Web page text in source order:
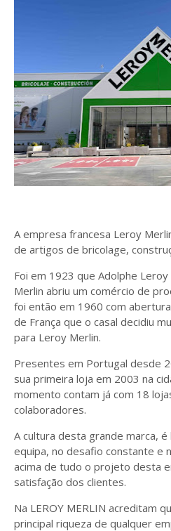
A empresa francesa Leroy
de artigos de bricolage,
Foi em 1923 que Adolphe
Merlin abriu um comércio de
foi então em 1960 com
de França que o casal decidiu
para Leroy Merlin.
Presentes em Portugal desde
sua primeira loja em 2003 na
momento contam já com 18
colaboradores.
A cultura desta grande marca,
equipa, no desafio constante e
acima de tudo o projeto desta
satisfação dos clientes.
Na LEROY MERLIN acreditam
principal riqueza de qualquer